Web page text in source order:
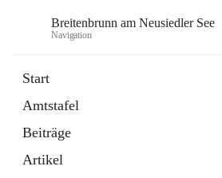
Breitenbrunn am Neusiedler See
Navigation
Start
Amtstafel
Beiträge
Artikel
18 Schnellzugriffe
Gemeindeservice